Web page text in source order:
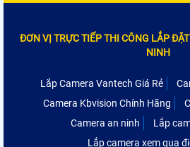
ĐƠN VỊ TRỰC TIẾP THI CÔNG LẮP
NINH
Lắp Camera Vantech Giá Rẻ
Camera Kbvision Chính Hãng
Camera an ninh
Lắp
Lắp camera xem qua